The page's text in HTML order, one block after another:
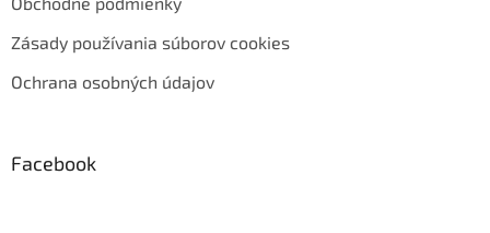
Zásady používania súborov cookies
Ochrana osobných údajov
Facebook